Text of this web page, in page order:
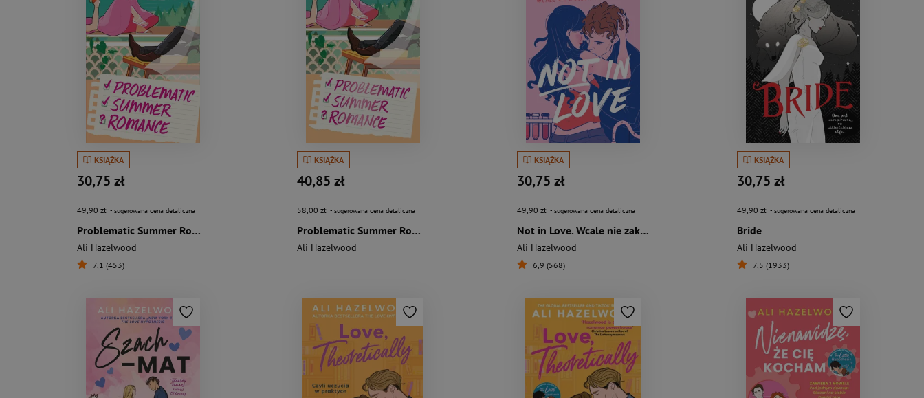
KSIĄŻKA
30,75 zł
49,90 zł - sugerowana cena detaliczna
Problematic Summer Romance
Ali Hazelwood
7,1 (453)
KSIĄŻKA
40,85 zł
58,00 zł - sugerowana cena detaliczna
Problematic Summer Romance
Ali Hazelwood
KSIĄŻKA
30,75 zł
49,90 zł - sugerowana cena detaliczna
Not in Love. Wcale nie zakochani
Ali Hazelwood
6,9 (568)
KSIĄŻKA
30,75 zł
49,90 zł - sugerowana cena detaliczna
Bride
Ali Hazelwood
7,5 (1933)